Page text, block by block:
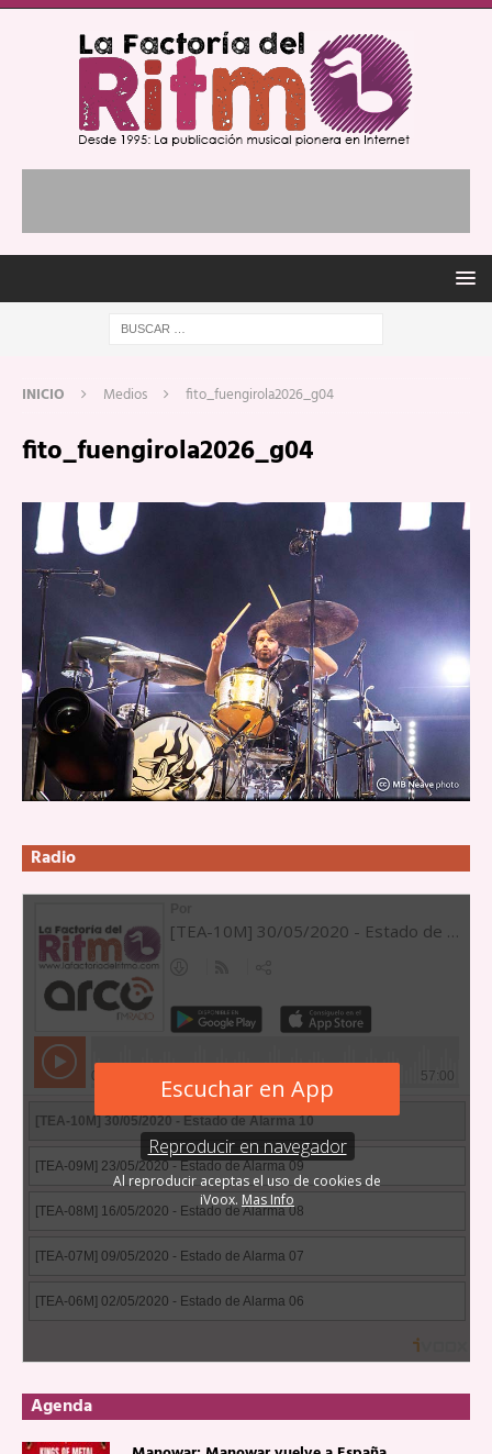
INICIO Medios fito_fuengirola2026_g04
fito_fuengirola2026_g04
Radio
Agenda